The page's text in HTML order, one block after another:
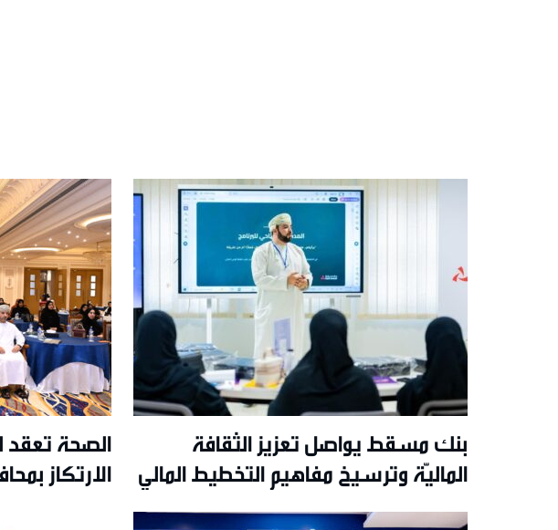
بنك مسقط يواصل تعزيز الثقافة
الماليّة وترسيخ مفاهيم التخطيط المالي
الصحة تعقد
الارتكاز